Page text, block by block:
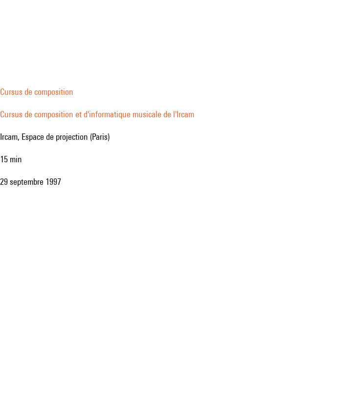
Cursus de composition
Cursus de composition et d'informatique musicale de l'Ircam
Ircam, Espace de projection (Paris)
15 min
29 septembre 1997